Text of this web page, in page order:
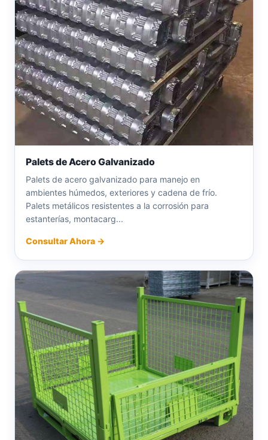
Palets de Acero Galvanizado
Palets de acero galvanizado para manejo en
ambientes húmedos, exteriores y cadena de frío.
Palets metálicos resistentes a la corrosión para
estanterías, montacarg...
Consultar Ahora →